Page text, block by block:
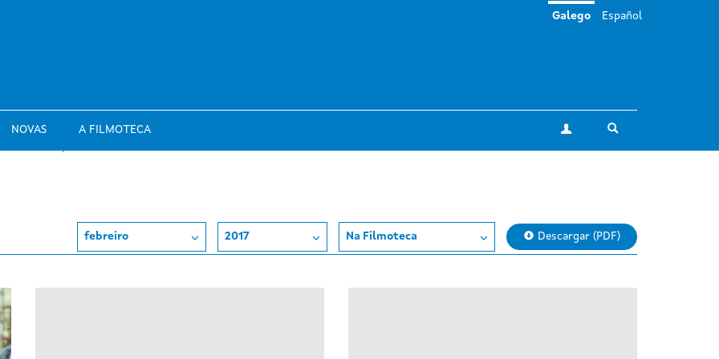
NOVAS A FILMOTECA A miña conta
Galego Español
febreiro 2017 Na Filmoteca Descargar (PDF)